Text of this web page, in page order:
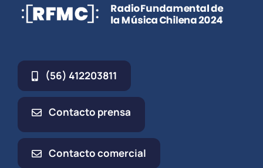
(56) 412203811
Contacto prensa
Contacto comercial